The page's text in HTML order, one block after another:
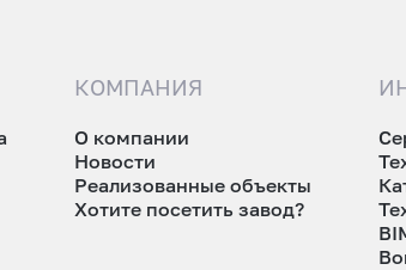
КОМПАНИЯ
О компании
Новости
Реализованные объекты
Хотите посетить завод?